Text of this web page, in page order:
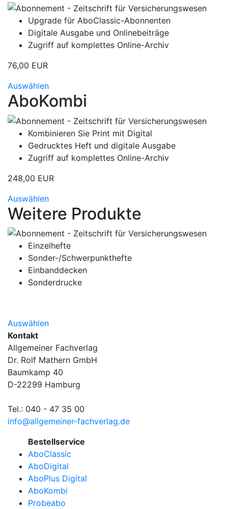
Upgrade für AboClassic-Abonnenten
Digitale Ausgabe und Onlinebeiträge
Zugriff auf komplettes Online-Archiv
76,00 EUR
Auswählen
AboKombi
Kombinieren Sie Print mit Digital
Gedrucktes Heft und digitale Ausgabe
Zugriff auf komplettes Online-Archiv
248,00 EUR
Auswählen
Weitere Produkte
Einzelhefte
Sonder-/Schwerpunkthefte
Einbanddecken
Sonderdrucke
Auswählen
Kontakt
Allgemeiner Fachverlag
Dr. Rolf Mathern GmbH
Baumkamp 40
D-22299 Hamburg
Tel.: 040 - 47 35 00
info@allgemeiner-fachverlag.de
Bestellservice
AboClassic
AboDigital
AboPlus Digital
AboKombi
Probeabo